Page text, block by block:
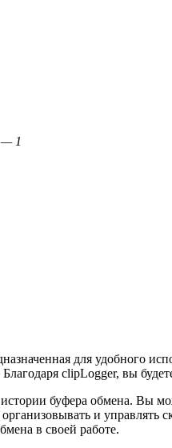
— 1
для удобного
clipLogger, вы
буфера обмена. Вы
организовывать и
в своей работе.